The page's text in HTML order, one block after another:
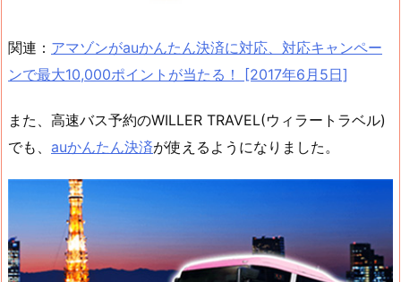
関連： アマゾンがauかんたん決済に対応、対応キャンペー
ンで最大10,000ポイントが当たる！ [2017年6月5日]
また、高速バス予約のWILLER TRAVEL(ウィラートラベル)
でも、 auかんたん決済が使えるようになりました。